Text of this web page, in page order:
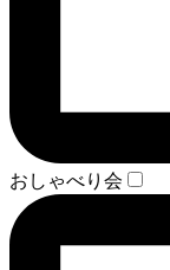
おしゃべり会